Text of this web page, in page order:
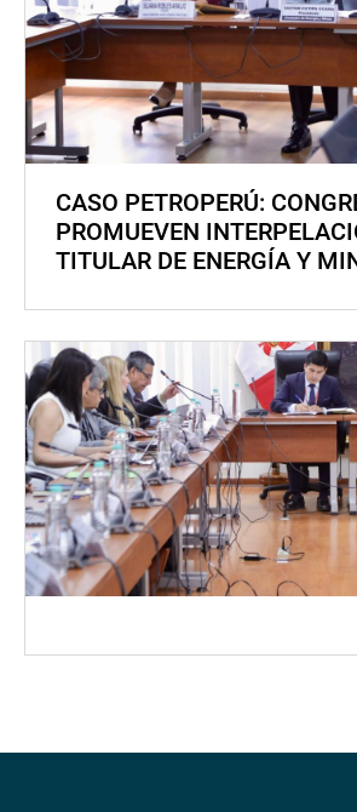
CASO PETROPERÚ:
PROMUEVEN
TITULAR DE ENERGÍA Y